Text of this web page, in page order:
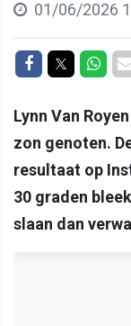
01/06/2026
Delen opDelen
Lynn Van
zon genoten.
resultaat op
30 graden
slaan dan